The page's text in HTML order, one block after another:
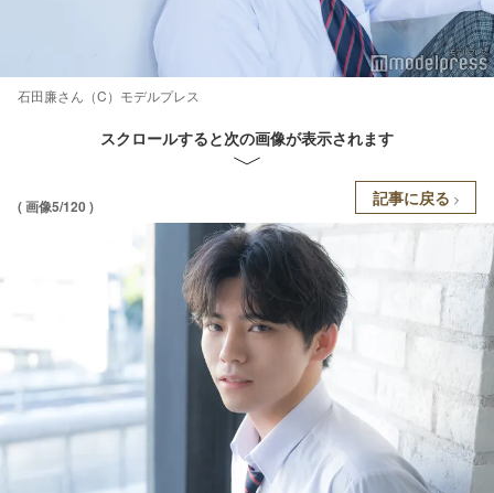
石田廉さん（C）モデルプレス
スクロールすると次の画像が表示されます
( 画像5/120 ) 記事に戻る